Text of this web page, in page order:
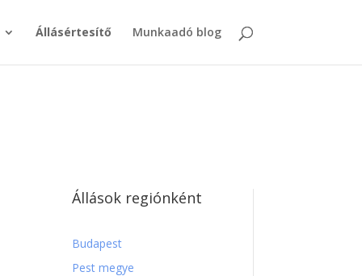
Állásértesítő Munkaadó blog
Állások regiónként
Budapest
Pest megye